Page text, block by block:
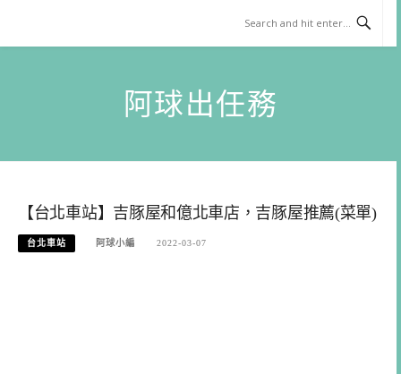
content
阿球出任務
【台北車站】吉豚屋和億北車店，吉豚屋推薦(菜單)
台北車站 阿球小編 2022-03-07